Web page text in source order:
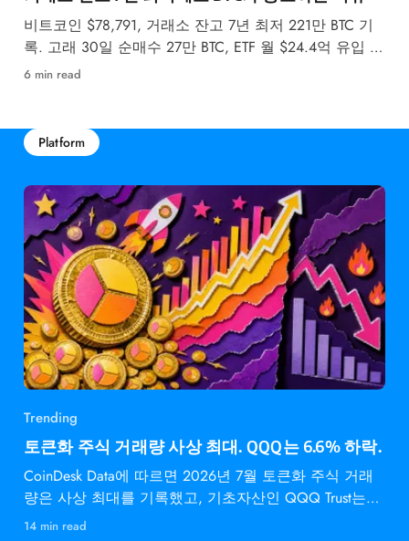
비트코인 $78,791, 거래소 잔고 7년 최저 221만 BTC 기
록. 고래 30일 순매수 27만 BTC, ETF 월 $24.4억 유입 속
5월 강세·약세 시나리오를 분석합니다.
6 min read
Platform
Trending
토큰화 주식 거래량 사상 최대. QQQ는 6.6% 하락.
CoinDesk Data에 따르면 2026년 7월 토큰화 주식 거래
량은 사상 최대를 기록했고, 기초자산인 QQQ Trust는
6.6% 하락했다.
14 min read